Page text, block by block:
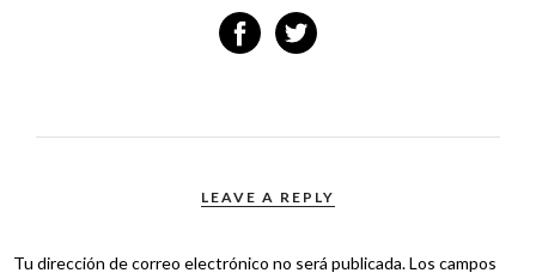
LEAVE A REPLY
Tu dirección de correo electrónico no será publicada.Los campos